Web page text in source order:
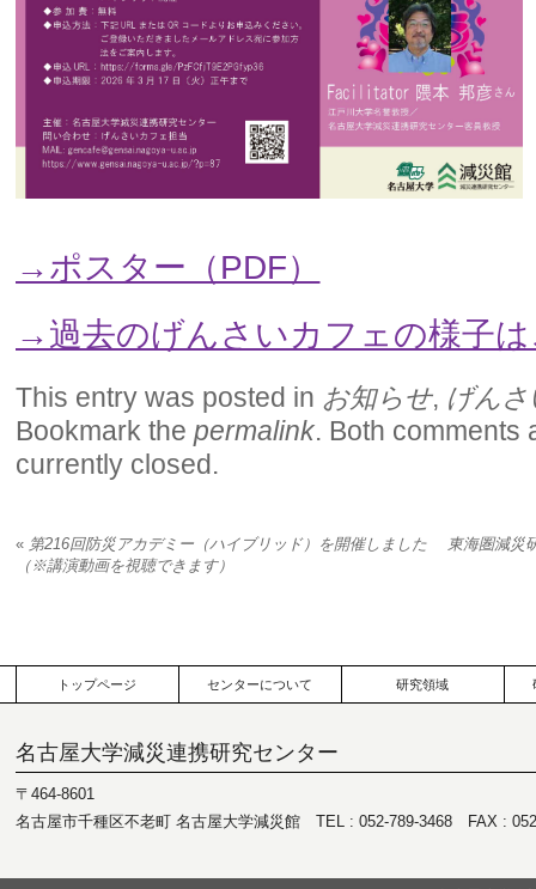
→ポスター（PDF）
→過去のげんさいカフェの様子
This entry was posted in お知らせ, げん
Bookmark the permalink. Both comments
currently closed.
«第216回防災アカデミー（ハイブリッド）を開催しました
（※講演動画を視聴できます）
東海圏減災
トップページ センターについて 研究領域
名古屋大学減災連携研究センター
〒464-8601
名古屋市千種区不老町 名古屋大学減災館 TEL : 052-789-3468 FAX :